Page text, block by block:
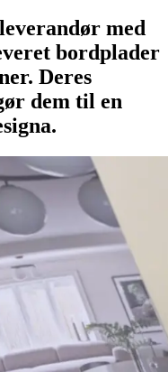
med
bordplader
Deres
dem til en